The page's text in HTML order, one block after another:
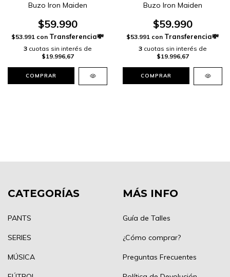
Buzo Iron Maiden
$59.990
$53.991 con
3 cuotas sin interés de
$19.996,67
COMPRAR
Buzo Iron Maiden
$59.990
$53.991 con
3 cuotas sin interés de
$19.996,67
COMPRAR
CATEGORÍAS
PANTS
SERIES
MÚSICA
MÁS INFO
Guía de Talles
¿Cómo comprar?
Preguntas Frecuentes